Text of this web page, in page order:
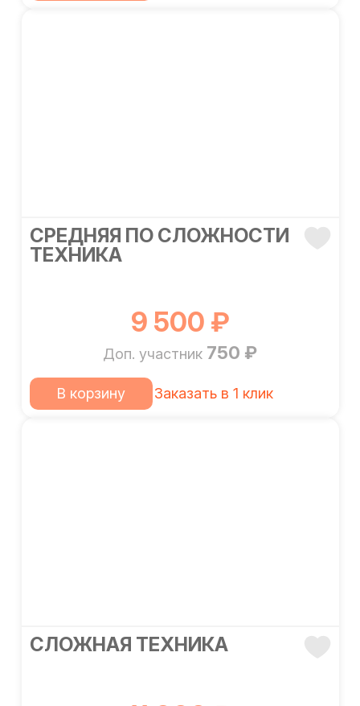
СРЕДНЯЯ ПО СЛОЖНОСТИ
ТЕХНИКА
9 500 ₽
Доп. участник 750 ₽
В корзину Заказать в 1 клик
СЛОЖНАЯ ТЕХНИКА